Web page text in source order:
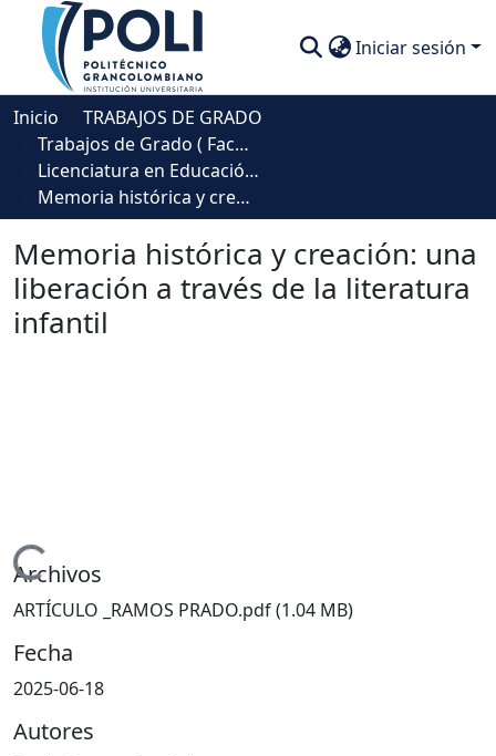
Iniciar sesión
Comunidades
Descubre
Estadísticas
Inicio
TRABAJOS DE GRADO
Trabajos de Grado ( Facultad de Sociedad, Cultura y Creatividad)
Licenciatura en Educación para la Primera Infancia
Memoria histórica y creación: una liberación a través de la literatura infantil
Memoria histórica y creación: una
liberación a través de la literatura
infantil
Cargando...
Archivos
ARTÍCULO _RAMOS PRADO.pdf(1.04 MB)
Fecha
2025-06-18
Autores